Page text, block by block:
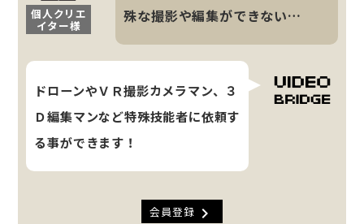
個人クリエ
イター様
殊な撮影や編集ができない…
ドローンやＶＲ撮影カメラマン、３
Ｄ編集マンなど特殊技能者に依頼す
る事ができます！
会員登録 chevron_right